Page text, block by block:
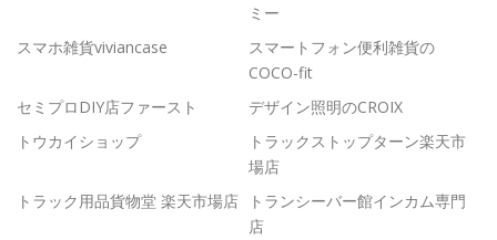
ミー
スマホ雑貨viviancase
スマートフォン便利雑貨の
COCO-fit
セミプロDIY店ファースト
デザイン照明のCROIX
トウカイショップ
トラックストップターン楽天市
場店
トラック用品貨物堂 楽天市場店
トランシーバー館インカム専門
店